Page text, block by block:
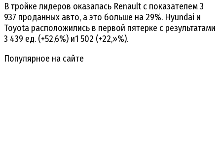
В тройке лидеров оказалась Renault с показателем 3
937 проданных авто, а это больше на 29%. Hyundai и
Toyota расположились в первой пятерке с результатами
3 439 ед. (+52,6%) и1 502 (+22,»%).
Популярное на сайте